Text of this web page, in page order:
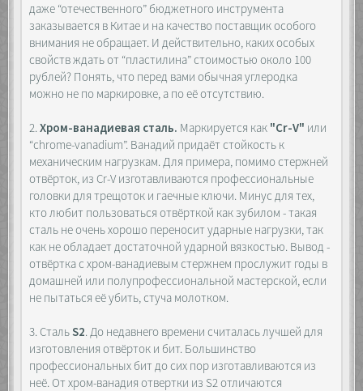
даже “отечественного” бюджетного инструмента
заказывается в Китае и на качество поставщик особого
внимания не обращает. И действительно, каких особых
свойств ждать от “пластилина” стоимостью около 100
рублей? Понять, что перед вами обычная углеродка
можно не по маркировке, а по её отсутствию.
2.Хром-ванадиевая сталь. Маркируется как "Cr-V" или
“chrome-vanadium”. Ванадий придаёт стойкость к
механическим нагрузкам. Для примера, помимо стержней
отвёрток, из Cr-V изготавливаются профессиональные
головки для трещоток и гаечные ключи. Минус для тех,
кто любит пользоваться отвёрткой как зубилом - такая
сталь не очень хорошо переносит ударные нагрузки, так
как не обладает достаточной ударной вязкостью. Вывод -
отвёртка с хром-ванадиевым стержнем прослужит годы в
домашней или полупрофессиональной мастерской, если
не пытаться её убить, стуча молотком.
3. СтальS2. До недавнего времени считалась лучшей для
изготовления отвёрток и бит. Большинство
профессиональных бит до сих пор изготавливаются из
неё. От хром-ванадия отвертки из S2 отличаются